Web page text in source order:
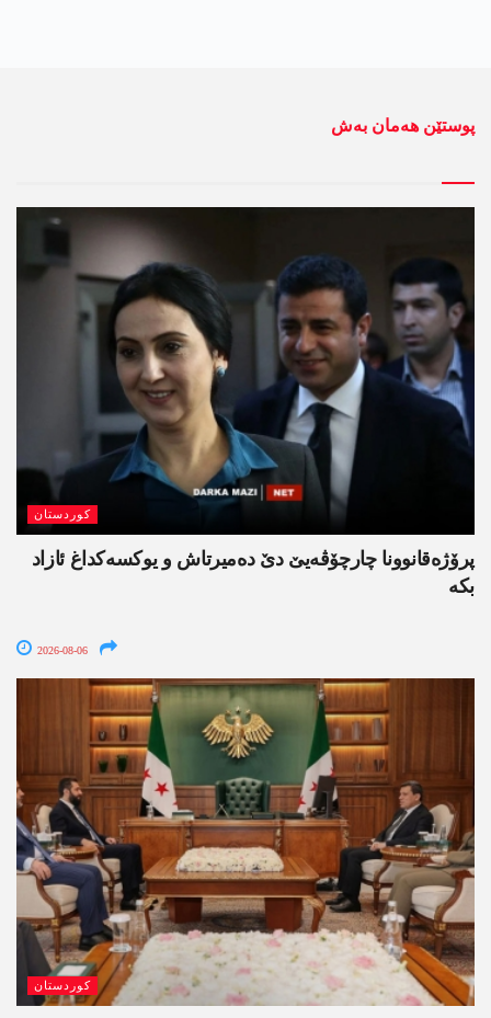
پوستێن ھەمان بەش
کوردستان
پرۆژەقانوونا چارچۆڤەیێ دێ دەمیرتاش و یوکسەکداغ ئازاد
بکە
2026-08-06
کوردستان